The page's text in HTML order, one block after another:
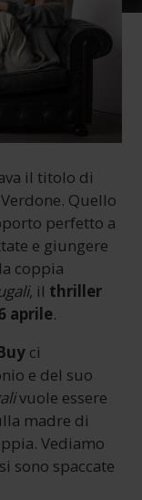
il titolo di
Quello
perfetto a
e giungere
coppia
, il thriller
aprile.
ci
e del suo
vuole essere
madre di
Vediamo
sono spaccate